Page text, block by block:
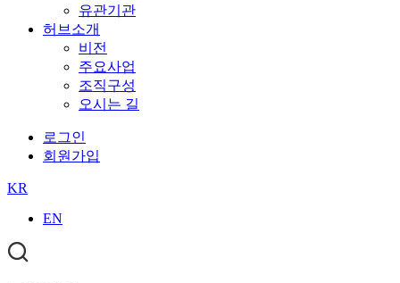
유관기관
허브소개
비전
주요사업
조직구성
오시는 길
로그인
회원가입
KR
EN